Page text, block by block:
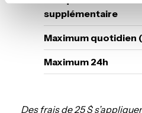
supplémentaire
Maximum quotidien
Maximum 24h
Des frais de 25 $